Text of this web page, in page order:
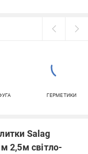
ГЕРМЕТИКИ
Salag
2,5м світло-